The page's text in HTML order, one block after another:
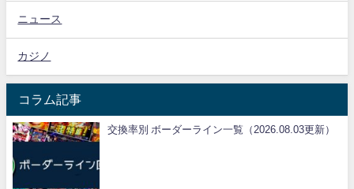
ニュース
カジノ
コラム記事
交換率別 ボーダーライン一覧（2026.08.03更新）